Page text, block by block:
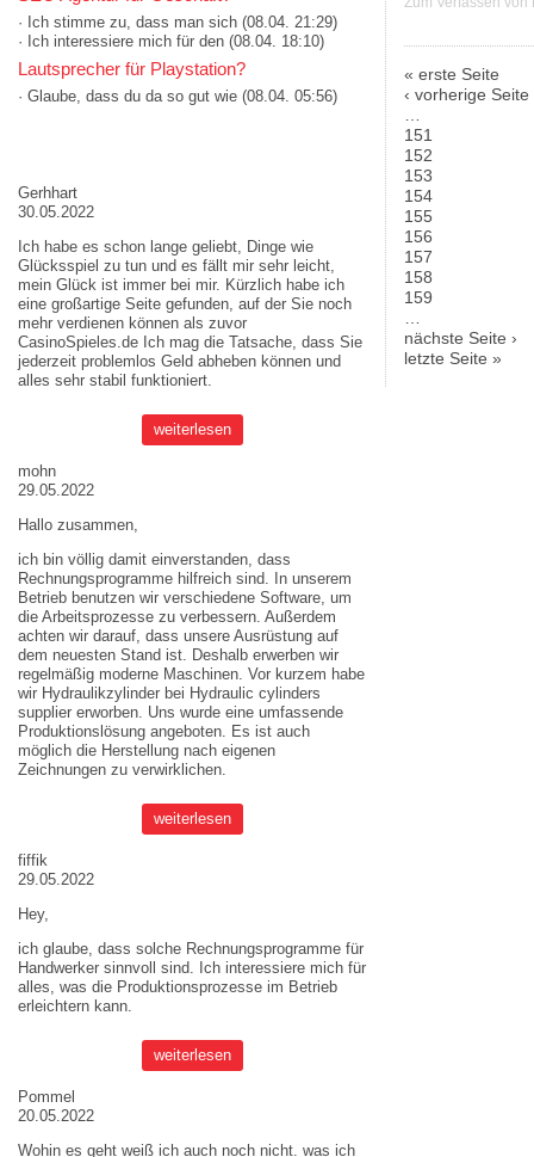
· Ich stimme zu, dass man sich (08.04. 21:29)
· Ich interessiere mich für den (08.04. 18:10)
Lautsprecher für Playstation?
· Glaube, dass du da so gut wie (08.04. 05:56)
Gerhhart
30.05.2022
Ich habe es schon lange geliebt, Dinge wie
Glücksspiel zu tun und es fällt mir sehr leicht,
mein Glück ist immer bei mir. Kürzlich habe ich
eine großartige Seite gefunden, auf der Sie noch
mehr verdienen können als zuvor
CasinoSpieles.de Ich mag die Tatsache, dass Sie
jederzeit problemlos Geld abheben können und
alles sehr stabil funktioniert.
weiterlesen
mohn
29.05.2022
Hallo zusammen,
ich bin völlig damit einverstanden, dass
Rechnungsprogramme hilfreich sind. In unserem
Betrieb benutzen wir verschiedene Software, um
die Arbeitsprozesse zu verbessern. Außerdem
achten wir darauf, dass unsere Ausrüstung auf
dem neuesten Stand ist. Deshalb erwerben wir
regelmäßig moderne Maschinen. Vor kurzem habe
wir Hydraulikzylinder bei Hydraulic cylinders
supplier erworben. Uns wurde eine umfassende
Produktionslösung angeboten. Es ist auch
möglich die Herstellung nach eigenen
Zeichnungen zu verwirklichen.
weiterlesen
fiffik
29.05.2022
Hey,
ich glaube, dass solche Rechnungsprogramme für
Handwerker sinnvoll sind. Ich interessiere mich für
alles, was die Produktionsprozesse im Betrieb
erleichtern kann.
weiterlesen
Pommel
20.05.2022
Wohin es geht weiß ich auch noch nicht. was ich
Seiten
« erste Seite
‹ vorherige Seite
151
152
153
154
155
156
157
158
159
nächste Seite ›
letzte Seite »